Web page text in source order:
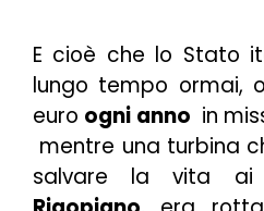
E cioè che lo Stato
lungo tempo ormai,
euro ogni anno in
mentre una turbina
salvare la vita ai